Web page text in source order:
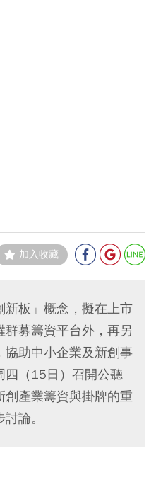
加入收藏
板」概念，擬在上市
募籌資平台外，再另
助中小企業及新創事
四（15日）召開公聽
產業籌資與掛牌的重
論。